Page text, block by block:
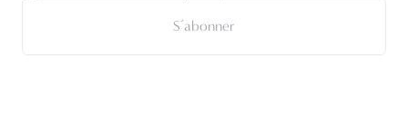
S’abonner